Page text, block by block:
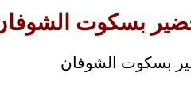
بسكوت